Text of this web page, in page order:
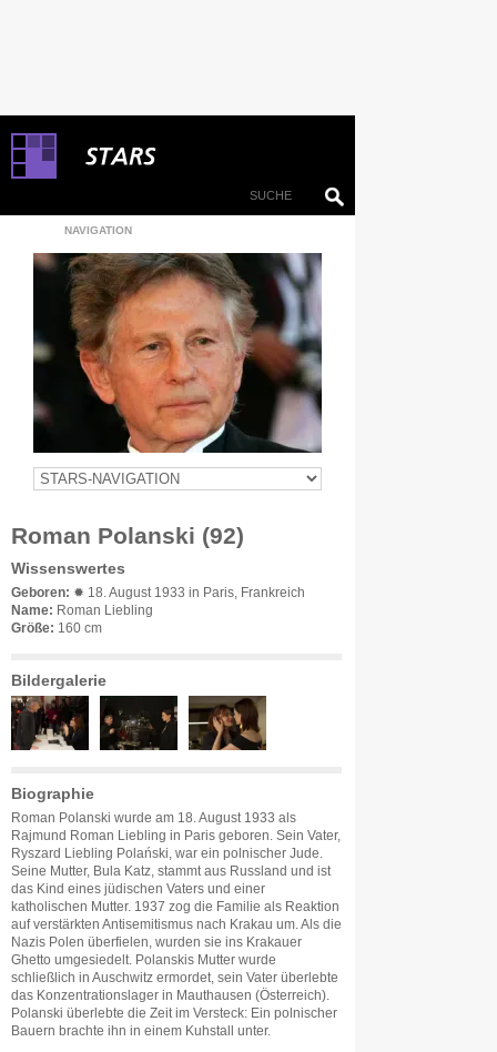
NAVIGATION
Roman Polanski (92)
Wissenswertes
Geboren: ✹ 18. August 1933 in Paris, Frankreich
Name: Roman Liebling
Größe: 160 cm
Bildergalerie
Biographie
Roman Polanski wurde am 18. August 1933 als
Rajmund Roman Liebling in Paris geboren. Sein Vater,
Ryszard Liebling Polański, war ein polnischer Jude.
Seine Mutter, Bula Katz, stammt aus Russland und ist
das Kind eines jüdischen Vaters und einer
katholischen Mutter. 1937 zog die Familie als Reaktion
auf verstärkten Antisemitismus nach Krakau um. Als die
Nazis Polen überfielen, wurden sie ins Krakauer
Ghetto umgesiedelt. Polanskis Mutter wurde
schließlich in Auschwitz ermordet, sein Vater überlebte
das Konzentrationslager in Mauthausen (Österreich).
Polanski überlebte die Zeit im Versteck: Ein polnischer
Bauern brachte ihn in einem Kuhstall unter.